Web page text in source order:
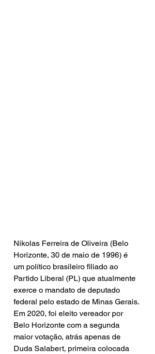
Nikolas Ferreira de Oliveira (Belo
Horizonte, 30 de maio de 1996) é
um político brasileiro filiado ao
Partido Liberal (PL) que atualmente
exerce o mandato de deputado
federal pelo estado de Minas Gerais.
Em 2020, foi eleito vereador por
Belo Horizonte com a segunda
maior votação, atrás apenas de
Duda Salabert, primeira colocada